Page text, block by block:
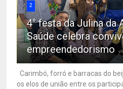
2
4° festa da Julina da
Saúde celebra
empreendedorismo
Carimbó, forró e barracas do
os elos de união entre os